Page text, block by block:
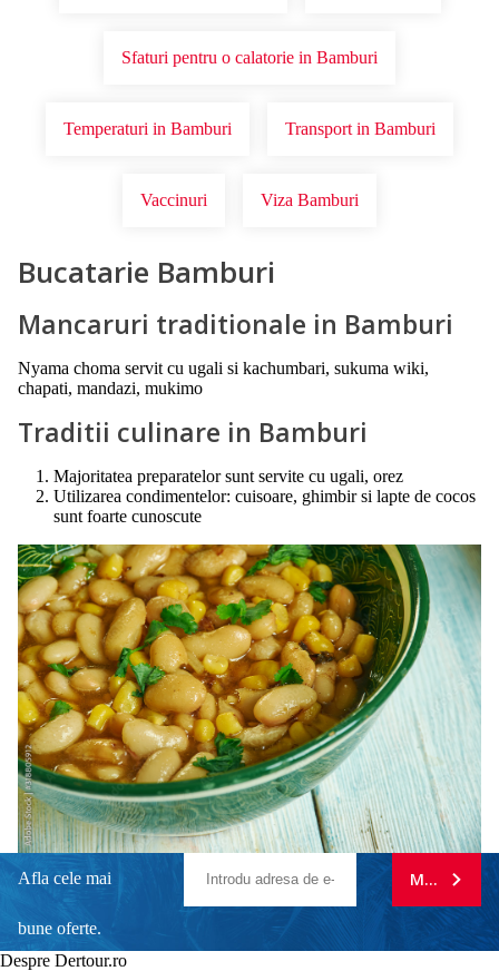
Sfaturi pentru o calatorie in Bamburi
Temperaturi in Bamburi Transport in Bamburi
Vaccinuri Viza Bamburi
Bucatarie Bamburi
Mancaruri traditionale in Bamburi
Nyama choma servit cu ugali si kachumbari, sukuma wiki,
chapati, mandazi, mukimo
Traditii culinare in Bamburi
Majoritatea preparatelor sunt servite cu ugali, orez
Utilizarea condimentelor: cuisoare, ghimbir si lapte de cocos
sunt foarte cunoscute
Afla cele mai
bune oferte.
MA
Despre Dertour.ro